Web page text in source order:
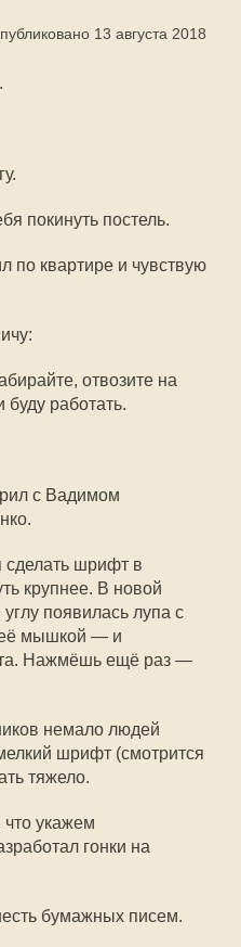
13 августа 2018
покинуть постель.
по квартире и чувствую
отвозите на
работать.
с Вадимом
сделать шрифт в
крупнее. В новой
появилась лупа с
мышкой — и
Нажмёшь ещё раз —
немало людей
шрифт (смотрится
тяжело.
что укажем
гонки на
бумажных писем.